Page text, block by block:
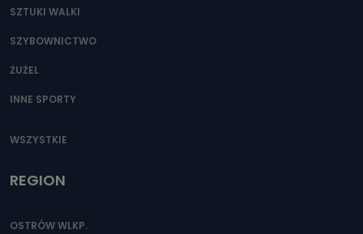
SZTUKI WALKI
SZYBOWNICTWO
ŻUŻEL
INNE SPORTY
WSZYSTKIE
REGION
OSTRÓW WLKP.